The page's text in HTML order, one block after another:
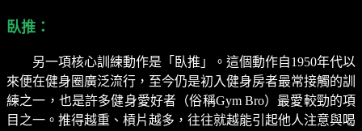
臥推：
另一項核心訓練動作是「臥推」。這個動作自1950年代以
來便在健身圈廣泛流行，至今仍是初入健身房者最常接觸的訓
練之一，也是許多健身愛好者（俗稱Gym Bro）最愛較勁的項
目之一。推得越重、槓片越多，往往就越能引起他人注意與喝